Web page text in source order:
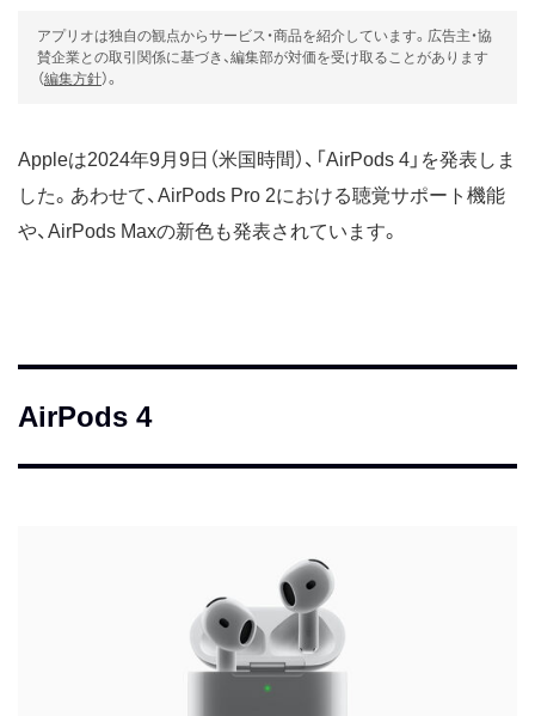
アプリオは独自の観点からサービス・商品を紹介しています。広告主・協
賛企業との取引関係に基づき、編集部が対価を受け取ることがあります
（編集方針）。
Appleは2024年9月9日（米国時間）、「AirPods 4」を発表しま
した。あわせて、AirPods Pro 2における聴覚サポート機能
や、AirPods Maxの新色も発表されています。
AirPods 4